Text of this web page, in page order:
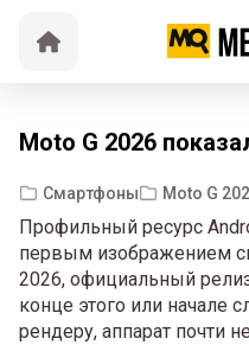
Moto G 2026
Смартфоны Moto G
Профильный ресурс
первым изображением
2026, официальный
конце этого или начале
рендеру, аппарат почти